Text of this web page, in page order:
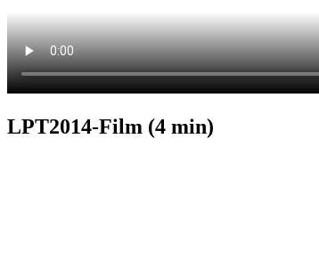
LPT2014-Film (4 min)